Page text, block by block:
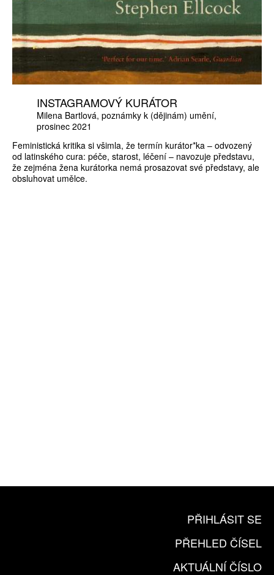
INSTAGRAMOVÝ KURÁTOR
Milena Bartlová poznámky k (dějinám) umění
prosinec 2021
Feministická kritika si všimla, že termín kurátor*ka – odvozený
od latinského cura: péče, starost, léčení – navozuje představu,
že zejména žena kurátorka nemá prosazovat své představy, ale
obsluhovat umělce.
PŘIHLÁSIT SE
PŘEHLED ČÍSEL
AKTUÁLNÍ ČÍSLO